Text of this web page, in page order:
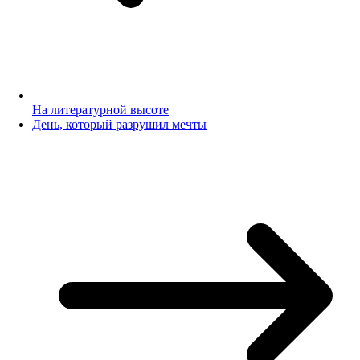
На литературной высоте
День, который разрушил мечты